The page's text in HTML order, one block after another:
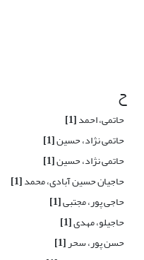
ح
حاتمی، احمد[1]
حاتمی نژاد، حسین[1]
حاتمی نژاد، حسین[1]
حاجیان حسین آبادی، محمد[1]
حاجی پور، مجتبی[1]
حاجیلو، مهدی[1]
حسن پور، سحر[1]